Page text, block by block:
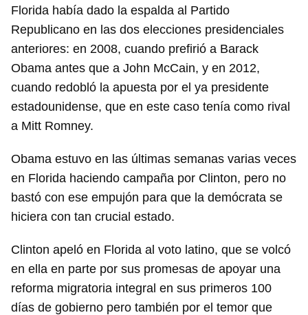
Florida había dado la espalda al Partido
Republicano en las dos elecciones presidenciales
anteriores: en 2008, cuando prefirió a Barack
Obama antes que a John McCain, y en 2012,
cuando redobló la apuesta por el ya presidente
estadounidense, que en este caso tenía como rival
a Mitt Romney.
Obama estuvo en las últimas semanas varias veces
en Florida haciendo campaña por Clinton, pero no
bastó con ese empujón para que la demócrata se
hiciera con tan crucial estado.
Clinton apeló en Florida al voto latino, que se volcó
en ella en parte por sus promesas de apoyar una
reforma migratoria integral en sus primeros 100
días de gobierno pero también por el temor que